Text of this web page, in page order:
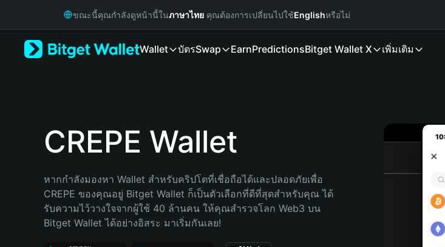
Русский
Bahasa Indonesia
ขณะนี้คุณกำลังดูหน้านี้ในภาษาไทย คุณต้องการเปลี่ยนไปใช้Englishหรือไม่
Wallet บัตรSwap EarnPredictionsBitget Wallet X เพิ่มเติม
CREPE Wallet
หากกำลังมองหา Wallet สำหรับคริปโตที่เชื่อถือได้และปลอดภัยเพื่อ
CREPE ของคุณอยู่ Bitget Wallet ก็เป็นตัวเลือกที่ดีที่สุดสำหรับคุณ ได้
รับความไว้วางใจจากผู้ใช้ 40 ล้านคน ให้คุณสำรวจโลก Web3 บน
Bitget Wallet ได้อย่างอิสระ มาเริ่มกันเลย!